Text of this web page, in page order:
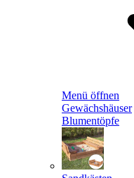
Menü öffnen
Gewächshäuser
Blumentöpfe